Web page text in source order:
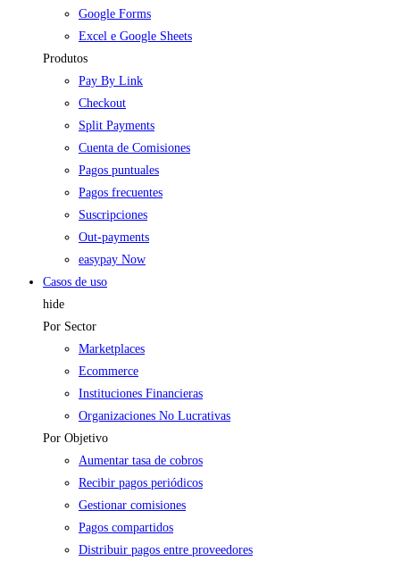
Google Forms
Excel e Google Sheets
Produtos
Pay By Link
Checkout
Split Payments
Cuenta de Comisiones
Pagos puntuales
Pagos frecuentes
Suscripciones
Out-payments
easypay Now
Casos de uso
hide
Por Sector
Marketplaces
Ecommerce
Instituciones Financieras
Organizaciones No Lucrativas
Por Objetivo
Aumentar tasa de cobros
Recibir pagos periódicos
Gestionar comisiones
Pagos compartidos
Distribuir pagos entre proveedores